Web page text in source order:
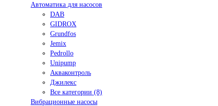
Автоматика для насосов
DAB
GIDROX
Grundfos
Jemix
Pedrollo
Unipump
Акваконтроль
Джилекс
Все категории (8)
Вибрационные насосы